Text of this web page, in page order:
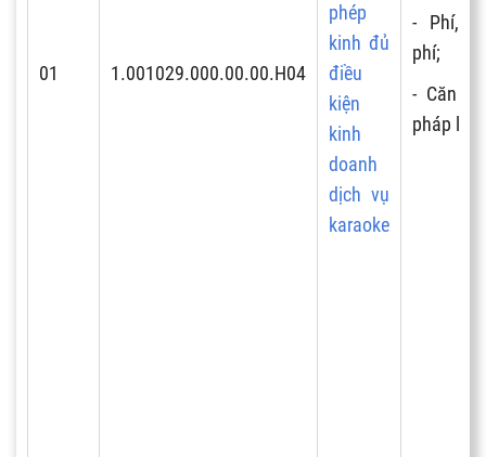
01 1.001029.000.00.00.H04
phép
kinh đủ
điều
kiện
kinh
doanh
dịch vụ
karaoke
- Phí, lệ
phí;
- Căn cứ
pháp lý.